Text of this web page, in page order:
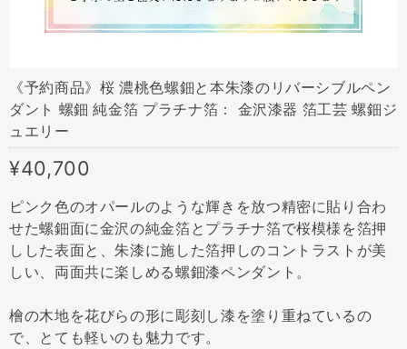
《予約商品》桜 濃桃色螺鈿と本朱漆のリバーシブルペン
ダント 螺鈿 純金箔 プラチナ箔： 金沢漆器 箔工芸 螺鈿ジ
ュエリー
¥40,700
ピンク色のオパールのような輝きを放つ精密に貼り合わ
せた螺鈿面に金沢の純金箔とプラチナ箔で桜模様を箔押
しした表面と、朱漆に施した箔押しのコントラストが美
しい、両面共に楽しめる螺鈿漆ペンダント。
檜の木地を花びらの形に彫刻し漆を塗り重ねているの
で、とても軽いのも魅力です。